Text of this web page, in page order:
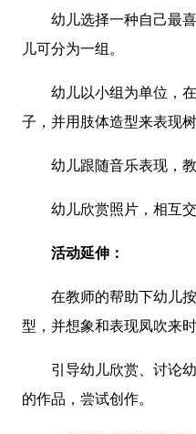
幼儿选择一种自己最喜
儿可分为一组。
幼儿以小组为单位，在
子，并用肢体造型来表现
幼儿跟随音乐表现，教
幼儿欣赏照片，相互交
活动延伸：
在教师的帮助下幼儿按
型，并想象和表现凤吹来
引导幼儿欣赏、讨论幼
的作品，尝试创作。